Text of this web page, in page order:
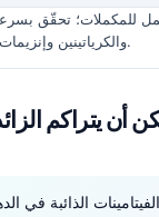
للمكملات؛ تحقّق
والكرياتينين وإنزيمات الكبد والأعراض.
أن يتراكم
الذائبة في